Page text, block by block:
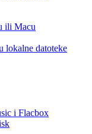
ili Macu
lokalne datoteke
i Flacbox